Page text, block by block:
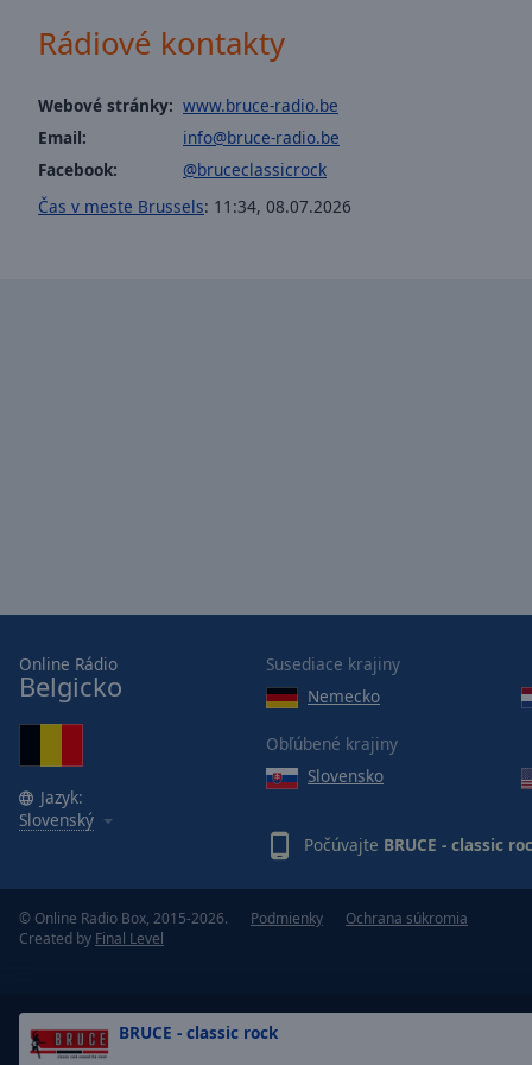
Opacity
Size
Text
Style
Reset
Modal
Dialog
End
BRUCE - classic rock
Rádiové kontakty
Webové stránky: www.bruce-radio.be
Email:
info@bruce-radio.be
Facebook:
@bruceclassicrock
Čas v meste Brussels: 11:34, 08.07.2026
Online Rádio
Belgicko
Jazyk:
Slovenský
Susediace krajiny
Nemecko
Obľúbené krajiny
Slovensko
Počúvajte BRUCE - classic
© Online Radio Box, 2015-2026.
Created by Final Level
Podmienky Ochrana súkromia